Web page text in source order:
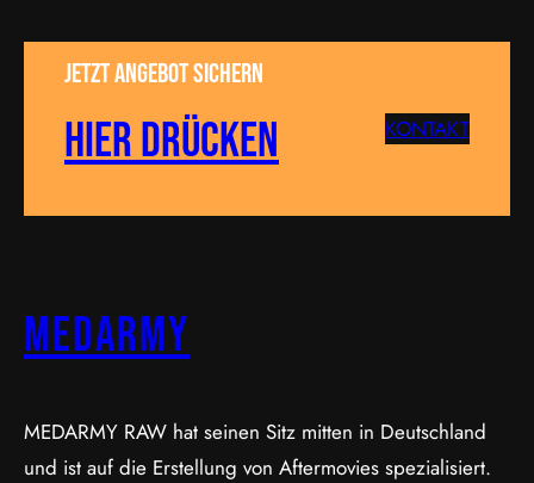
Jetzt Angebot sichern
Hier drücken KONTAKT
MEDARMY
MEDARMY RAW hat seinen Sitz mitten in Deutschland
und ist auf die Erstellung von Aftermovies spezialisiert.